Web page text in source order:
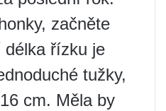
začněte
řízku je
tužky,
cm. Měla by